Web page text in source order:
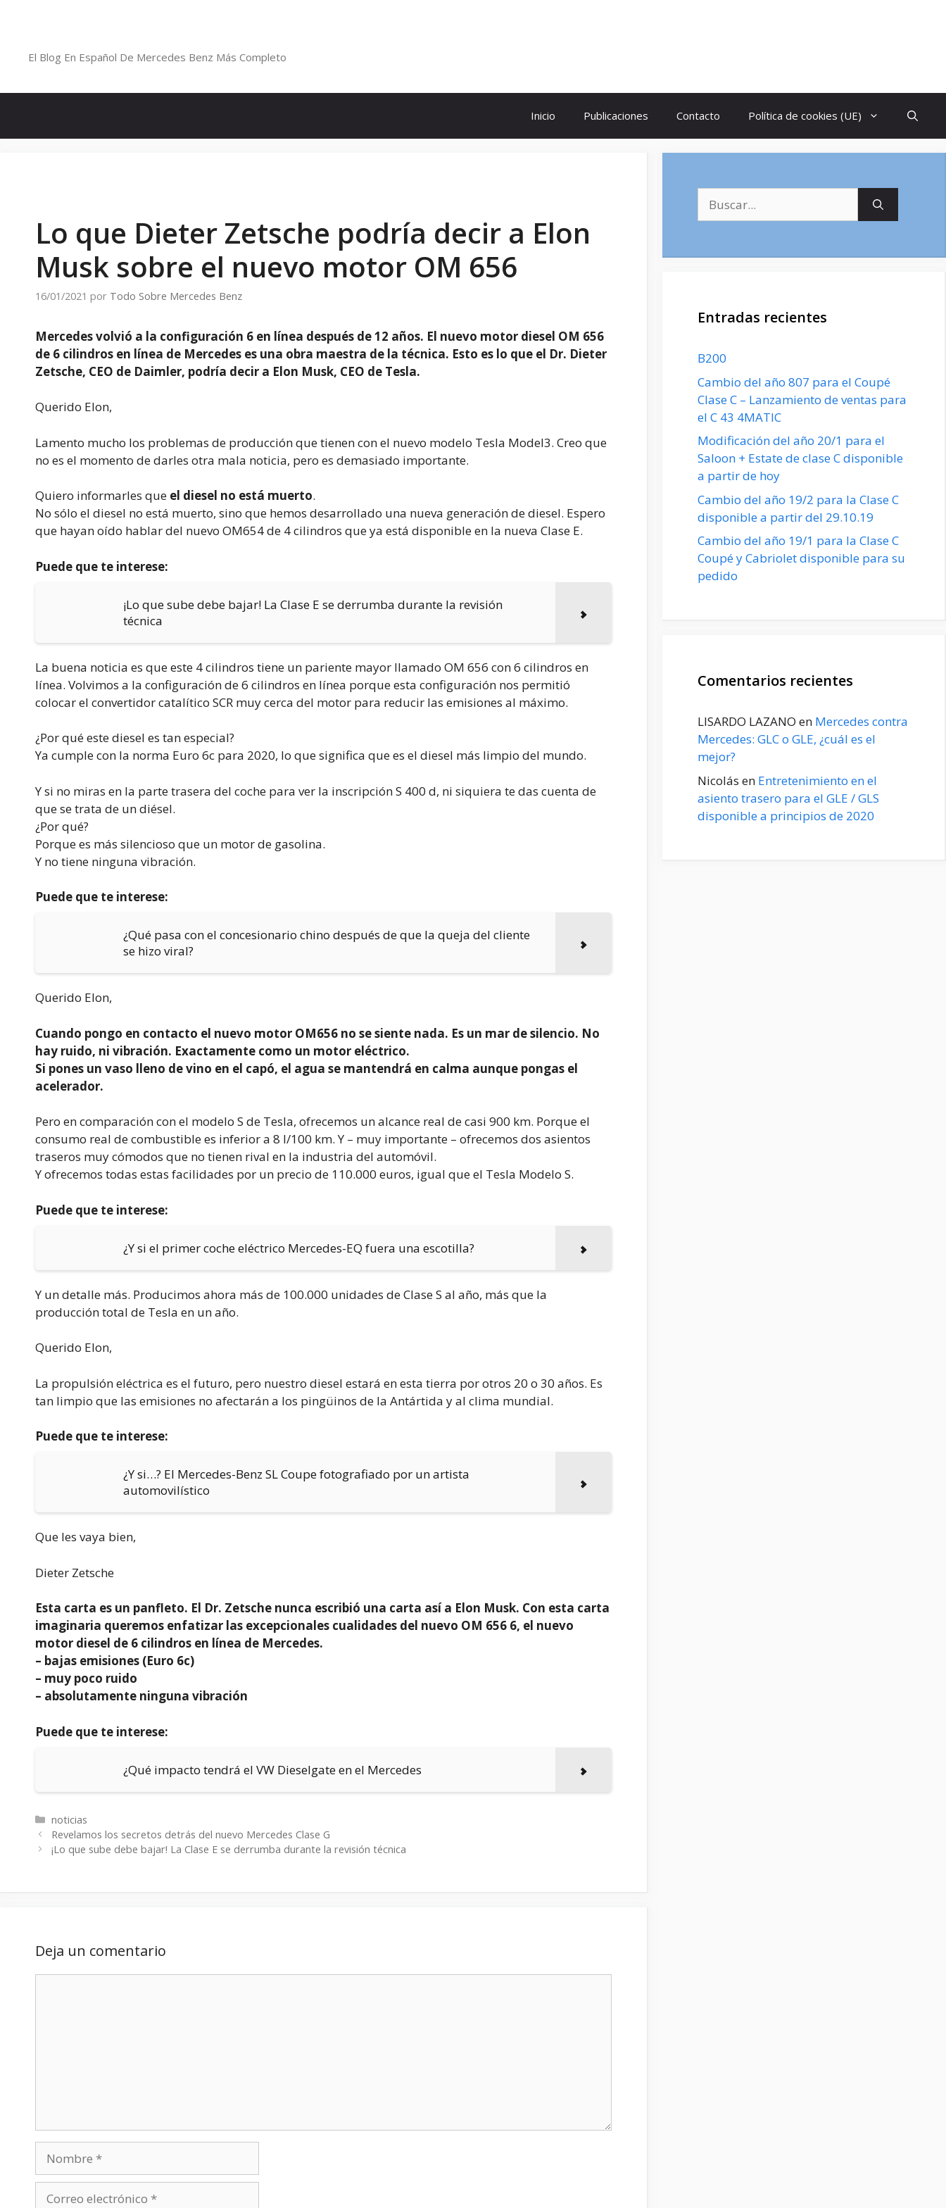
El Blog En Español De Mercedes Benz Más Completo
Inicio Publicaciones Contacto Política de cookies (UE)
Lo que Dieter Zetsche podría decir a Elon
Musk sobre el nuevo motor OM 656
16/01/2021 por Todo Sobre Mercedes Benz
Mercedes volvió a la configuración 6 en línea después de 12 años. El nuevo motor diesel OM 656
de 6 cilindros en línea de Mercedes es una obra maestra de la técnica. Esto es lo que el Dr. Dieter
Zetsche, CEO de Daimler, podría decir a Elon Musk, CEO de Tesla.
Querido Elon,
Lamento mucho los problemas de producción que tienen con el nuevo modelo Tesla Model3. Creo que
no es el momento de darles otra mala noticia, pero es demasiado importante.
Quiero informarles que el diesel no está muerto.
No sólo el diesel no está muerto, sino que hemos desarrollado una nueva generación de diesel. Espero
que hayan oído hablar del nuevo OM654 de 4 cilindros que ya está disponible en la nueva Clase E.
Puede que te interese:
¡Lo que sube debe bajar! La Clase E se derrumba durante la revisión
técnica
La buena noticia es que este 4 cilindros tiene un pariente mayor llamado OM 656 con 6 cilindros en
línea. Volvimos a la configuración de 6 cilindros en línea porque esta configuración nos permitió
colocar el convertidor catalítico SCR muy cerca del motor para reducir las emisiones al máximo.
¿Por qué este diesel es tan especial?
Ya cumple con la norma Euro 6c para 2020, lo que significa que es el diesel más limpio del mundo.
Y si no miras en la parte trasera del coche para ver la inscripción S 400 d, ni siquiera te das cuenta de
que se trata de un diésel.
¿Por qué?
Porque es más silencioso que un motor de gasolina.
Y no tiene ninguna vibración.
Puede que te interese:
¿Qué pasa con el concesionario chino después de que la queja del cliente
se hizo viral?
Querido Elon,
Cuando pongo en contacto el nuevo motor OM656 no se siente nada. Es un mar de silencio. No
hay ruido, ni vibración. Exactamente como un motor eléctrico.
Si pones un vaso lleno de vino en el capó, el agua se mantendrá en calma aunque pongas el
acelerador.
Pero en comparación con el modelo S de Tesla, ofrecemos un alcance real de casi 900 km. Porque el
consumo real de combustible es inferior a 8 l/100 km. Y – muy importante – ofrecemos dos asientos
traseros muy cómodos que no tienen rival en la industria del automóvil.
Y ofrecemos todas estas facilidades por un precio de 110.000 euros, igual que el Tesla Modelo S.
Puede que te interese:
¿Y si el primer coche eléctrico Mercedes-EQ fuera una escotilla?
Y un detalle más. Producimos ahora más de 100.000 unidades de Clase S al año, más que la
producción total de Tesla en un año.
Querido Elon,
La propulsión eléctrica es el futuro, pero nuestro diesel estará en esta tierra por otros 20 o 30 años. Es
tan limpio que las emisiones no afectarán a los pingüinos de la Antártida y al clima mundial.
Puede que te interese:
¿Y si…? El Mercedes-Benz SL Coupe fotografiado por un artista
automovilístico
Que les vaya bien,
Dieter Zetsche
Esta carta es un panfleto. El Dr. Zetsche nunca escribió una carta así a Elon Musk. Con esta carta
imaginaria queremos enfatizar las excepcionales cualidades del nuevo OM 656 6, el nuevo
motor diesel de 6 cilindros en línea de Mercedes.
– bajas emisiones (Euro 6c)
– muy poco ruido
– absolutamente ninguna vibración
Puede que te interese:
¿Qué impacto tendrá el VW Dieselgate en el Mercedes
Categorías
noticias
Revelamos los secretos detrás del nuevo Mercedes Clase G
¡Lo que sube debe bajar! La Clase E se derrumba durante la revisión técnica
Deja un comentario
Entradas recientes
B200
Cambio del año 807 para el Coupé
Clase C – Lanzamiento de ventas para
el C 43 4MATIC
Modificación del año 20/1 para el
Saloon + Estate de clase C disponible
a partir de hoy
Cambio del año 19/2 para la Clase C
disponible a partir del 29.10.19
Cambio del año 19/1 para la Clase C
Coupé y Cabriolet disponible para su
pedido
Comentarios recientes
LISARDO LAZANO en Mercedes contra
Mercedes: GLC o GLE, ¿cuál es el
mejor?
Nicolás en Entretenimiento en el
asiento trasero para el GLE / GLS
disponible a principios de 2020